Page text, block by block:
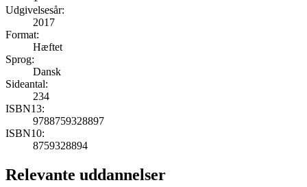
Udgivelsesår:
2017
Format:
Hæftet
Sprog:
Dansk
Sideantal:
234
ISBN13:
9788759328897
ISBN10:
8759328894
Relevante uddannelser